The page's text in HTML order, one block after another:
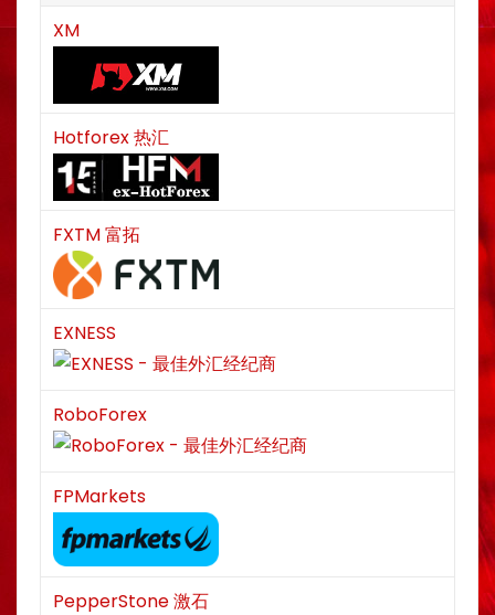
XM
Hotforex 热汇
FXTM 富拓
EXNESS
RoboForex
FPMarkets
PepperStone 激石